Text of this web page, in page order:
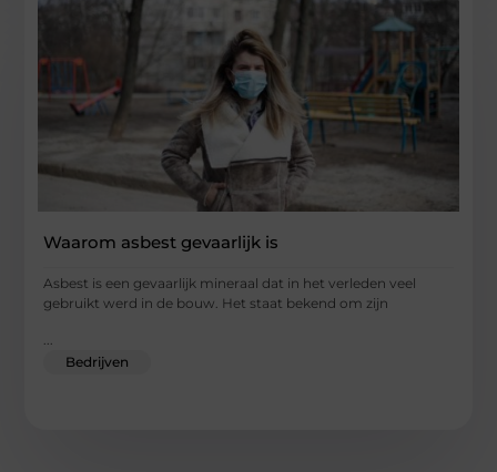
Waarom asbest gevaarlijk is
Asbest is een gevaarlijk mineraal dat in het verleden veel
gebruikt werd in de bouw. Het staat bekend om zijn
Bedrijven